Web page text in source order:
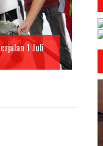
1 Juli